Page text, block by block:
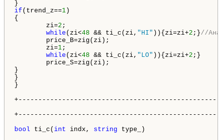
if (trend_z==1 )
{
zi=2 ;
while (zi<48 && ti_c(zi, "HI" )){zi=zi+2 ;}//
price_B=zig(zi);
zi=1;
while (zi<48 && ti_c(zi, "LO" )){zi=zi+2 ;}
price_S=zig(zi);
}
}
}
bool ti_c( int indx, string type_)